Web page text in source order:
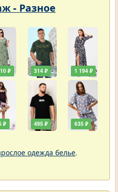
- Разное
₽
₽
314 ₽
495 ₽
1 194 ₽
635 ₽
одежда белье.